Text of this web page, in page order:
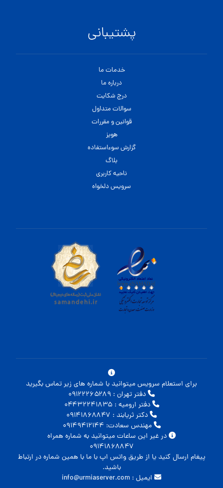
پشتیبانی
خدمات ما
درباره ما
درج شکایت
سوالات متداول
قوانین و مقررات
هویز
گزارش سوءاستفاده
بلاگ
ناحیه کاربری
سرویس دلخواه
برای استعلام سرویس میتوانید با شماره های زیر تماس بگیرید
دفتر تهران : ۰۹۱۲۲۲۶۵۲۸۹
دفتر ارومیه : ۰۴۴۳۲۲۴۱۸۳۵
دکتر ثریابند : ۰۹۱۴۱۸۶۸۸۴۷
مهندس سعادت: ۰۹۱۴۹۴۱۲۱۴۴
در غیر این ساعات میتوانید به شماره همراه
۰۹۱۴۱۸۶۸۸۴۷
پیغام ارسال کنید یا از طریق واتس اپ با ما با همین شماره در ارتباط
باشید.
ایمیل : info@urmiaserver.com